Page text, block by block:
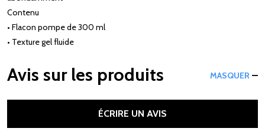
Contenu
• Flacon pompe de 300 ml
• Texture gel fluide
Avis sur les produits MASQUER
ÉCRIRE UN AVIS